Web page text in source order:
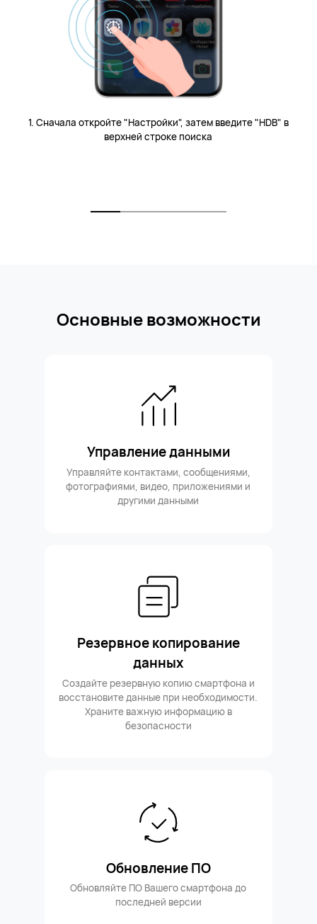
1. Сначала откройте "Настройки", затем введите "HDB" в
верхней строке поиска
Основные возможности
Управление данными
Управляйте контактами, сообщениями,
фотографиями, видео, приложениями и
другими данными
Резервное копирование
данных
Создайте резервную копию смартфона и
восстановите данные при необходимости.
Храните важную информацию в
безопасности
Обновление ПО
Обновляйте ПО Вашего смартфона до
последней версии